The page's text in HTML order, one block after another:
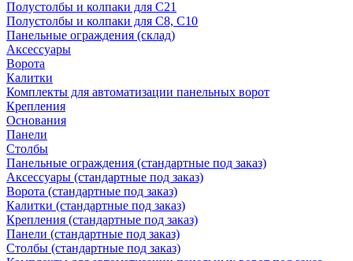
Полустолбы и колпаки для С21
Полустолбы и колпаки для С8, С10
Панельные ограждения (склад)
Аксессуары
Ворота
Калитки
Комплекты для автоматизации панельных ворот
Крепления
Основания
Панели
Столбы
Панельные ограждения (стандартные под заказ)
Аксессуары (стандартные под заказ)
Ворота (стандартные под заказ)
Калитки (стандартные под заказ)
Крепления (стандартные под заказ)
Панели (стандартные под заказ)
Столбы (стандартные под заказ)